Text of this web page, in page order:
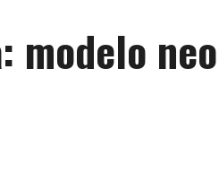
modelo